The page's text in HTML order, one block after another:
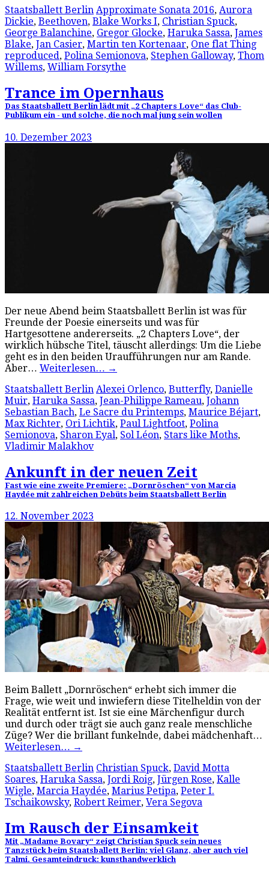
Staatsballett Berlin Approximate Sonata 2016, Aurora
Dickie, Beethoven, Blake Works I, Christian Spuck,
George Balanchine, Gregor Glocke, Haruka Sassa, James
Blake, Jan Casier, Martin ten Kortenaar, One flat Thing
reproduced, Polina Semionova, Stephen Galloway, Thom
Willems, William Forsythe
Trance im Opernhaus
Das Staatsballett Berlin lädt mit „2 Chapters Love“ das Club-
Publikum ein - und solche, die noch mal jung sein wollen
10. Dezember 2023
Der neue Abend beim Staatsballett Berlin ist was für
Freunde der Poesie einerseits und was für
Hartgesottene andererseits. „2 Chapters Love“, der
wirklich hübsche Titel, täuscht allerdings: Um die Liebe
geht es in den beiden Uraufführungen nur am Rande.
Aber… Weiterlesen… →
Staatsballett Berlin Alexei Orlenco, Butterfly, Danielle
Muir, Haruka Sassa, Jean-Philippe Rameau, Johann
Sebastian Bach, Le Sacre du Printemps, Maurice Béjart,
Max Richter, Ori Lichtik, Paul Lightfoot, Polina
Semionova, Sharon Eyal, Sol Léon, Stars like Moths,
Vladimir Malakhov
Ankunft in der neuen Zeit
Fast wie eine zweite Premiere: „Dornröschen“ von Marcia
Haydée mit zahlreichen Debüts beim Staatsballett Berlin
12. November 2023
Beim Ballett „Dornröschen“ erhebt sich immer die
Frage, wie weit und inwiefern diese Titelheldin von der
Realität entfernt ist. Ist sie eine Märchenfigur durch
und durch oder trägt sie auch ganz reale menschliche
Züge? Wer die brillant funkelnde, dabei mädchenhaft…
Weiterlesen… →
Staatsballett Berlin Christian Spuck, David Motta
Soares, Haruka Sassa, Jordi Roig, Jürgen Rose, Kalle
Wigle, Marcia Haydée, Marius Petipa, Peter I.
Tschaikowsky, Robert Reimer, Vera Segova
Im Rausch der Einsamkeit
Mit „Madame Bovary“ zeigt Christian Spuck sein neues
Tanzstück beim Staatsballett Berlin: viel Glanz, aber auch viel
Talmi. Gesamteindruck: kunsthandwerklich